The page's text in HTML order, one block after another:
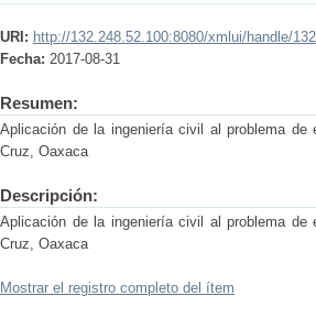
URI: http://132.248.52.100:8080/xmlui/handle/
Fecha: 2017-08-31
Resumen:
Aplicación de la ingeniería civil al problema
Cruz, Oaxaca
Descripción:
Aplicación de la ingeniería civil al problema
Cruz, Oaxaca
Mostrar el registro completo del ítem